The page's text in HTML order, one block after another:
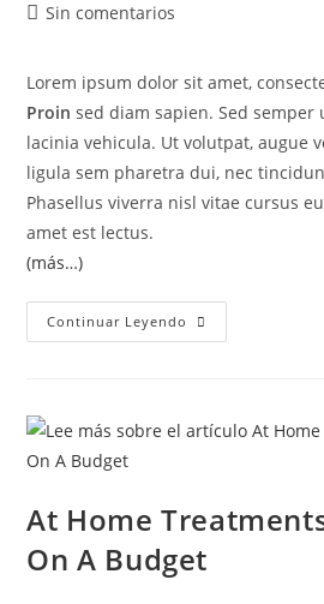
Sin comentarios
Lorem ipsum dolor sit amet,
Proin sed diam sapien. Sed
lacinia vehicula. Ut volutpat, augue
ligula sem pharetra dui, nec
Phasellus viverra nisl vitae cursus
amet est lectus.
(más…)
Continuar Leyendo
At Home
On A Budget